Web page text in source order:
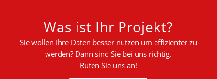
Was ist Ihr Projekt?
Sie wollen Ihre Daten besser nutzen um effizienter zu
werden? Dann sind Sie bei uns richtig.
Rufen Sie uns an!